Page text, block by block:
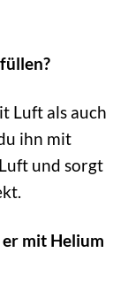
Luft als auch
ihn mit
und sorgt
mit Helium